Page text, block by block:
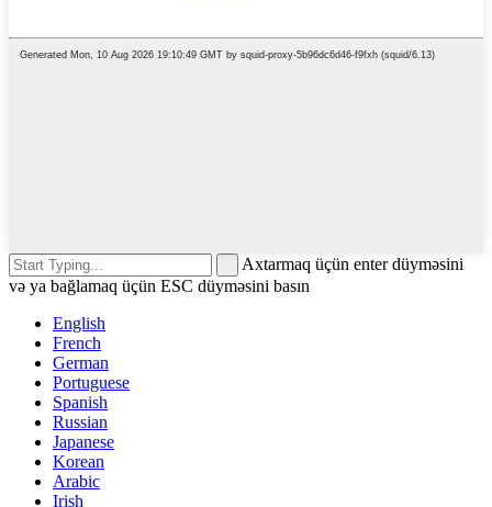
Axtarmaq üçün enter düyməsini
və ya bağlamaq üçün ESC düyməsini basın
English
French
German
Portuguese
Spanish
Russian
Japanese
Korean
Arabic
Irish